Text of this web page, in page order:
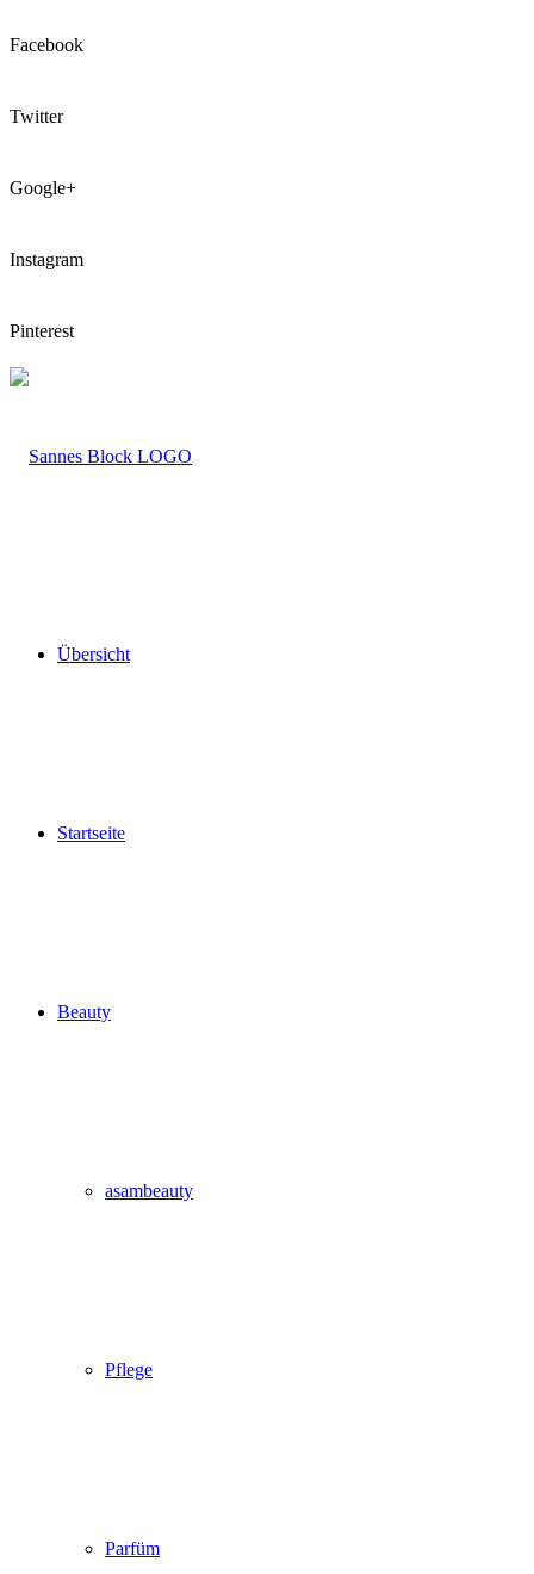
Facebook
Twitter
Google+
Instagram
Pinterest
LOGO
Übersicht
Startseite
Beauty
asambeauty
Pflege
Parfüm